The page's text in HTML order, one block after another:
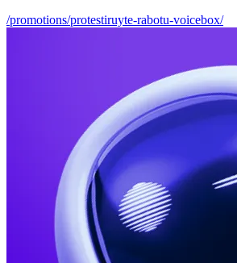
/promotions/protestiruyte-rabotu-voicebox/